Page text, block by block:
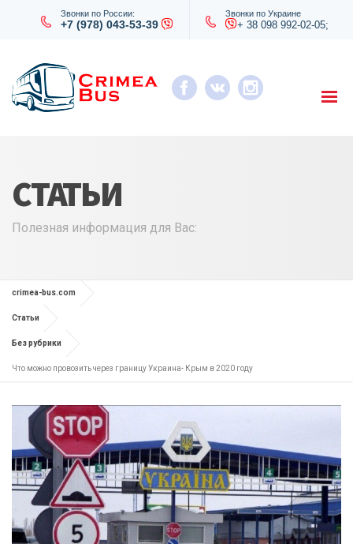
Звонки по России:
+7 (978) 043-53-39
Звонки по Украине
+ 38 098 992-02-05;
СТАТЬИ
Полезная информация для Вас:
crimea-bus.com
Статьи
Без рубрики
Что можно провозить через границу Украина- Крым в 2020 году